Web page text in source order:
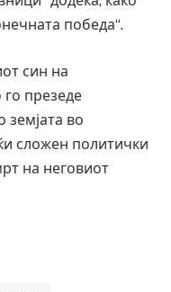
победа“.
син на
презеде
земјата во
сложен политички
на неговиот